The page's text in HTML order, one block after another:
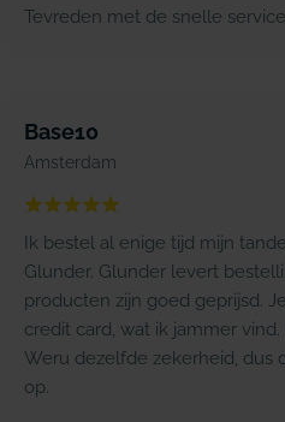
Tevreden met de snelle
Base10
Amsterdam
Ik bestel al enige tijd mijn
Glunder. Glunder levert
producten zijn goed geprijsd.
credit card, wat ik jammer
Weru dezelfde zekerheid, dus
op.